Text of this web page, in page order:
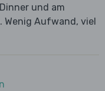
und am
Wenig Aufwand, viel